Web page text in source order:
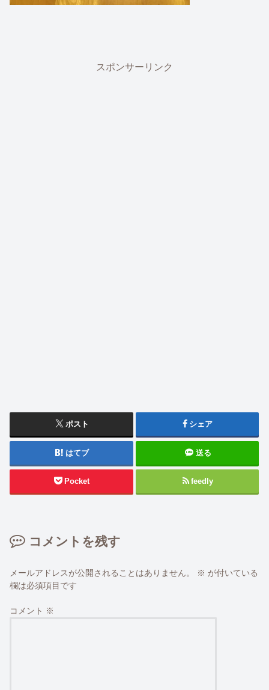
スポンサーリンク
ポスト シェア
はてブ 送る
Pocket feedly
コメントを残す
メールアドレスが公開されることはありません。 ※ が付いている
欄は必須項目です
コメント ※